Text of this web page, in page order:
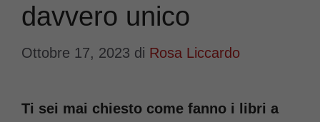
davvero unico
Ottobre 17, 2023 di Rosa Liccardo
Ti sei mai chiesto come fanno i libri a